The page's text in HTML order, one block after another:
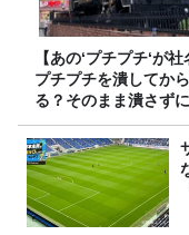
【あの‘プチプチ‘が社
プチプチを潰してか
る？そのまま潰さず
る？